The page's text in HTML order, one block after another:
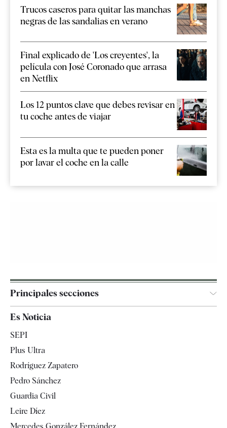
Trucos caseros para quitar las manchas
negras de las sandalias en verano
Final explicado de 'Los creyentes', la
película con José Coronado que arrasa
en Netflix
Los 12 puntos clave que debes revisar en
tu coche antes de viajar
Esta es la multa que te pueden poner
por lavar el coche en la calle
Principales secciones
España
Televisión
Es Noticia
SEPI
Plus Ultra
Rodríguez Zapatero
Pedro Sánchez
Guardia Civil
Leire Díez